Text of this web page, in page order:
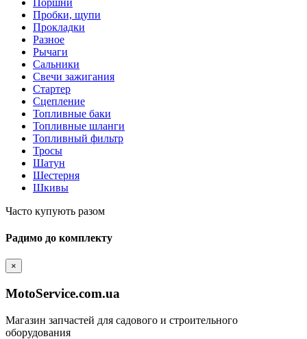
Пробки, щупи
Прокладки
Разное
Рычаги
Сальники
Свечи зажигания
Стартер
Сцепление
Топливные баки
Топливные шланги
Топливный фильтр
Тросы
Шатун
Шестерня
Шкивы
Часто купують разом
Радимо до комплекту
×
MotoService.com.ua
Магазин запчастей для садового и строительного
оборудования